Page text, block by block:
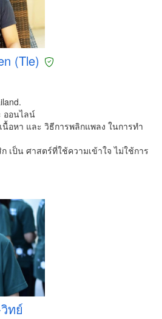
(Tle)
ออนไลน์
นื้อหา และ วิธีการพลิกแพลง ในการทำ
เป็น ศาสตร์ที่ใช้ความเข้าใจ ไม่ใช้การ
ทย์